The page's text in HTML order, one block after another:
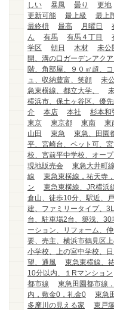
しい
暴風 曇り 更地
更新可能
最上級 最上
最終枡
最高 月曜日
ん
有馬 有馬４丁目
学区
朝日 木材 未公
開、溝の口ガーデンアク
階、角部屋、９０㎡超、
ュ、収納豊富、笑顔
未
急東横線、都立大学、
横浜市、保土ヶ谷区、優
介
本店 本社 杉本和
東京
東京都 東南 東
山田
東急
東急、田園
平、宮崎台、ペット可、
校、宮前平中学校、オープ
現地販売会
東急大井町線
線
東急東横線，祐天寺
ン
東急東横線、JR横浜
倉山、徒歩10分、駅近、
建、ファミリータイプ、
台、駐車場2台、築浅、30
ーション、リフォーム、
要、売主、横浜市鶴見区
小学校、上の宮中学校、
望、通風
東急東横線、
10分以内、１Rマンション
都市線
東急田園都市線
内，敷金0，礼金0
東急
多摩川の見える家
東戸